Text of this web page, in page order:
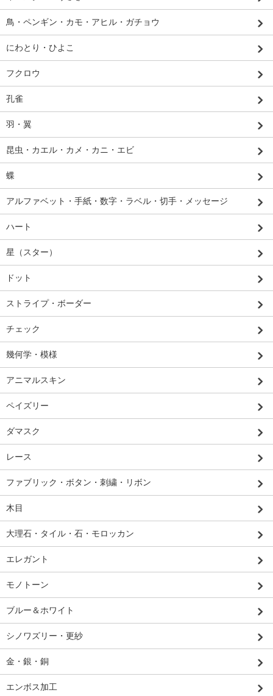
鳥・ペンギン・カモ・アヒル・ガチョウ
にわとり・ひよこ
フクロウ
孔雀
羽・翼
昆虫・カエル・カメ・カニ・エビ
蝶
アルファベット・手紙・数字・ラベル・切手・メッセージ
ハート
星（スター）
ドット
ストライプ・ボーダー
チェック
幾何学・模様
アニマルスキン
ペイズリー
ダマスク
レース
ファブリック・ボタン・刺繍・リボン
木目
大理石・タイル・石・モロッカン
エレガント
モノトーン
ブルー＆ホワイト
シノワズリー・更紗
金・銀・銅
エンボス加工